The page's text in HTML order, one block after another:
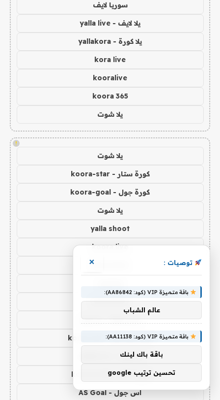
سوريا لايف
يلا لايف - yalla live
يلا كورة - yallakora
kora live
kooralive
koora 365
يلا شوت
!
يلا شوت
كورة ستار - koora-star
كورة جول - koora-goal
يلا شوت
yalla shoot
koora live
koora live
koora live
Yalla Live - يلا لايف
كورة اون لاين - koora onl
يلا كورة - yallakora
كورة 365 - kooora 365
اس جول - AS Goal
توصيات : ×
باقة متميزة VIP (كود: AA86842):
عالم الشباب
باقة متميزة VIP (كود: AA11138):
باقة باك لينك
تحسين ترتيب google